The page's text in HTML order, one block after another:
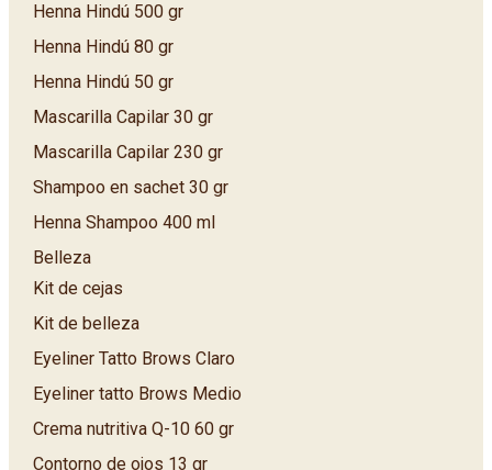
Henna Hindú 500 gr
Henna Hindú 80 gr
Henna Hindú 50 gr
Mascarilla Capilar 30 gr
Mascarilla Capilar 230 gr
Shampoo en sachet 30 gr
Henna Shampoo 400 ml
Belleza
Kit de cejas
Kit de belleza
Eyeliner Tatto Brows Claro
Eyeliner tatto Brows Medio
Crema nutritiva Q-10 60 gr
Contorno de ojos 13 gr